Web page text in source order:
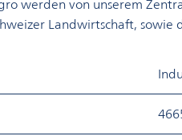
werden von unserem
Landwirtschaft, sowie